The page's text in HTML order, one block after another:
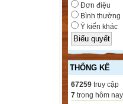
Đơn điệu
Bình thường
Ý kiến khác
THỐNG KÊ
67259 truy cập
7 trong hôm nay